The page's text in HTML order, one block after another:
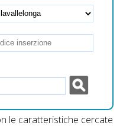
le caratteristiche cercate